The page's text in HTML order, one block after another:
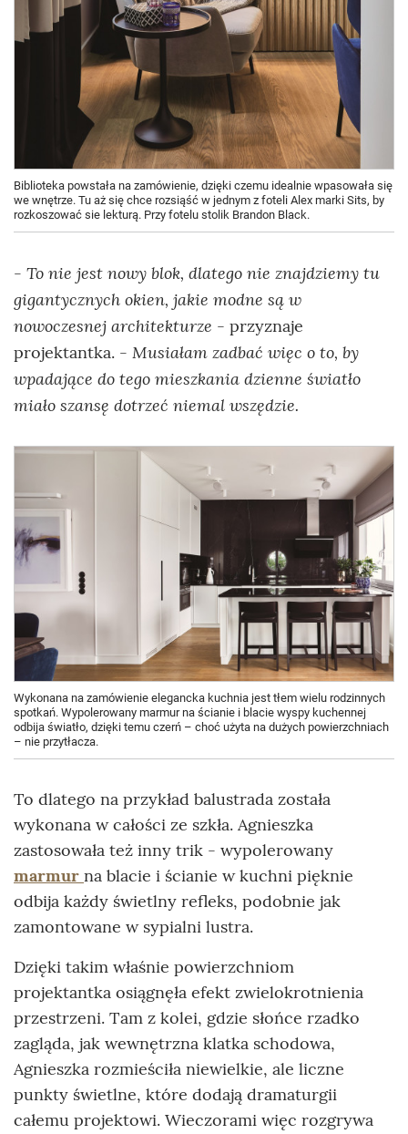
Biblioteka powstała na zamówienie, dzięki czemu idealnie wpasowała się
we wnętrze. Tu aż się chce rozsiąść w jednym z foteli Alex marki Sits, by
rozkoszować sie lekturą. Przy fotelu stolik Brandon Black.
- To nie jest nowy blok, dlatego nie znajdziemy tu
gigantycznych okien, jakie modne są w
nowoczesnej architekturze - przyznaje
projektantka. - Musiałam zadbać więc o to, by
wpadające do tego mieszkania dzienne światło
miało szansę dotrzeć niemal wszędzie.
Wykonana na zamówienie elegancka kuchnia jest tłem wielu rodzinnych
spotkań. Wypolerowany marmur na ścianie i blacie wyspy kuchennej
odbija światło, dzięki temu czerń – choć użyta na dużych powierzchniach
– nie przytłacza.
To dlatego na przykład balustrada została
wykonana w całości ze szkła. Agnieszka
zastosowała też inny trik - wypolerowany
marmur na blacie i ścianie w kuchni pięknie
odbija każdy świetlny refleks, podobnie jak
zamontowane w sypialni lustra.
Dzięki takim właśnie powierzchniom
projektantka osiągnęła efekt zwielokrotnienia
przestrzeni. Tam z kolei, gdzie słońce rzadko
zagląda, jak wewnętrzna klatka schodowa,
Agnieszka rozmieściła niewielkie, ale liczne
punkty świetlne, które dodają dramaturgii
całemu projektowi. Wieczorami więc rozgrywa